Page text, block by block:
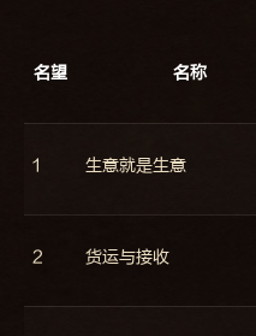
名望 名称
1 生意就是生意
2 货运与接收